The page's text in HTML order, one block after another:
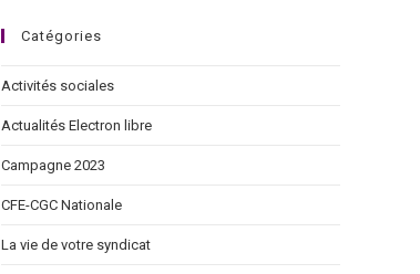
Catégories
Activités sociales
Actualités Electron libre
Campagne 2023
CFE-CGC Nationale
La vie de votre syndicat